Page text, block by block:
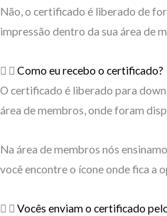
Não, o certificado é liberado de
impressão dentro da sua área de
Como eu recebo o certificado?
O certificado é liberado para
área de membros, onde foram
Na área de membros nós
você encontre o ícone onde fica a
Vocês enviam o certificado